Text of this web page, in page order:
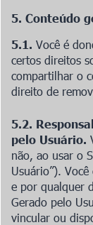
5. Conteúdo
5.1. Você é
certos direitos
compartilhar o
direito de
5.2.
pelo Usuário.
não, ao usar o
Usuário”).
e por qualquer
Gerado pelo
vincular ou